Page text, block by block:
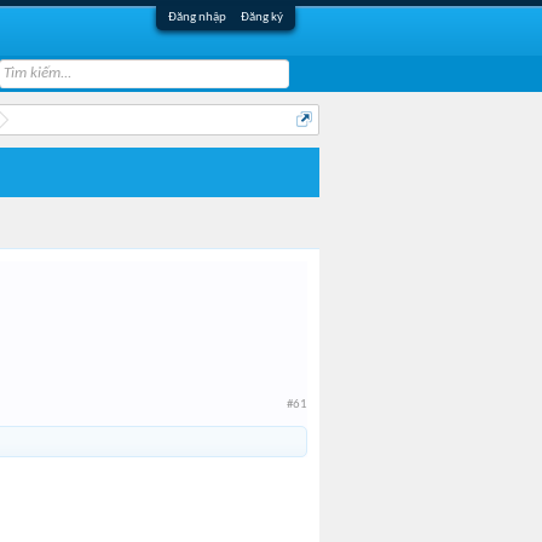
Đăng nhập Đăng ký
#61